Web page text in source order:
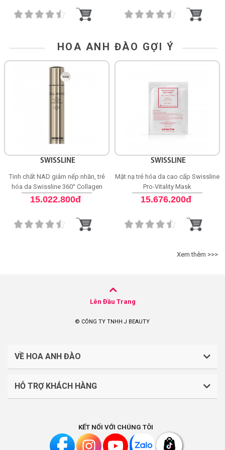
HOA ANH ĐÀO GỢI Ý
SWISSLINE
Tinh chất NAD giảm nếp nhăn, trẻ
hóa da Swissline 360° Collagen
Night Concentrate
15.022.800đ
SWISSLINE
Mặt nạ trẻ hóa da cao cấp Swissline
Pro-Vitality Mask
15.676.200đ
Xem thêm >>>
Lên Đầu Trang
© CÔNG TY TNHH J BEAUTY
VỀ HOA ANH ĐÀO
CÔNG TY TNHH J BEAUTY
Liên hệ: (028).7303.9118
HỖ TRỢ KHÁCH HÀNG
Chính sách vận chuyển, giao nhận
Chính sách đổi trả và hoàn tiền
KẾT NỐI VỚI CHÚNG TÔI